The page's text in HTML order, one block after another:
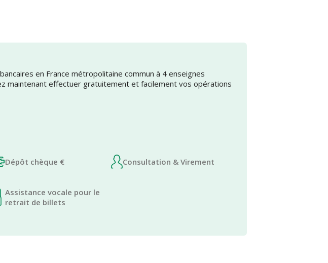
en France métropolitaine commun à 4 enseignes
maintenant effectuer gratuitement et facilement vos opérations
Dépôt chèque € Consultation & Virement
Assistance vocale pour le
retrait de billets